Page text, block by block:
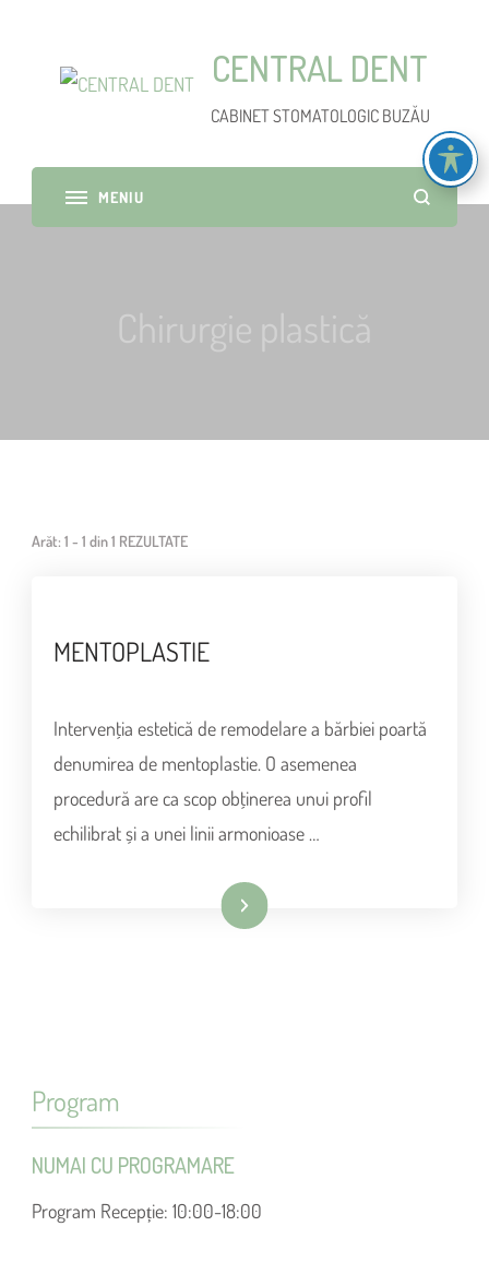
CENTRAL DENT
CABINET STOMATOLOGIC BUZĂU
Arăt: 1 - 1 din 1 REZULTATE
MENTOPLASTIE
Intervenţia estetică de remodelare a bărbiei poartă
denumirea de mentoplastie. O asemenea
procedură are ca scop obţinerea unui profil
echilibrat și a unei linii armonioase …
Continuare
Program
NUMAI CU PROGRAMARE
Program Recepție: 10:00-18:00